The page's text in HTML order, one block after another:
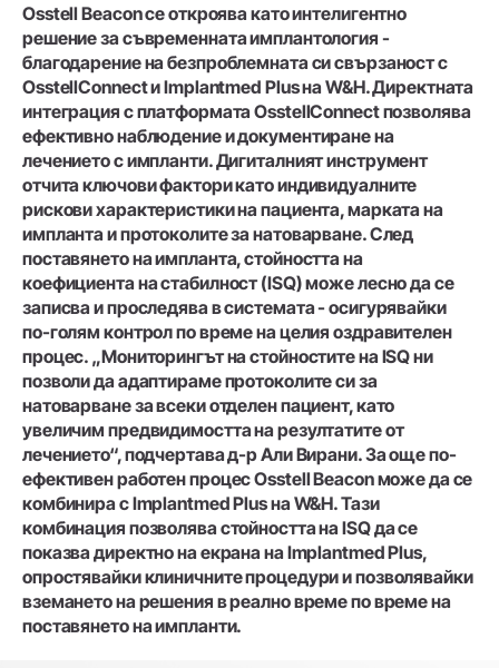
Osstell Beacon се откроява като интелигентно
решение за съвременната имплантология -
благодарение на безпроблемната си свързаност с
OsstellConnect и Implantmed Plus на W&H. Директната
интеграция с платформата OsstellConnect позволява
ефективно наблюдение и документиране на
лечението с импланти. Дигиталният инструмент
отчита ключови фактори като индивидуалните
рискови характеристики на пациента, марката на
импланта и протоколите за натоварване. След
поставянето на импланта, стойността на
коефициента на стабилност (ISQ) може лесно да се
записва и проследява в системата - осигурявайки
по-голям контрол по време на целия оздравителен
процес. „Мониторингът на стойностите на ISQ ни
позволи да адаптираме протоколите си за
натоварване за всеки отделен пациент, като
увеличим предвидимостта на резултатите от
лечението“, подчертава д-р Али Вирани. За още по-
ефективен работен процес Osstell Beacon може да се
комбинира с Implantmed Plus на W&H. Тази
комбинация позволява стойността на ISQ да се
показва директно на екрана на Implantmed Plus,
опростявайки клиничните процедури и позволявайки
вземането на решения в реално време по време на
поставянето на импланти.